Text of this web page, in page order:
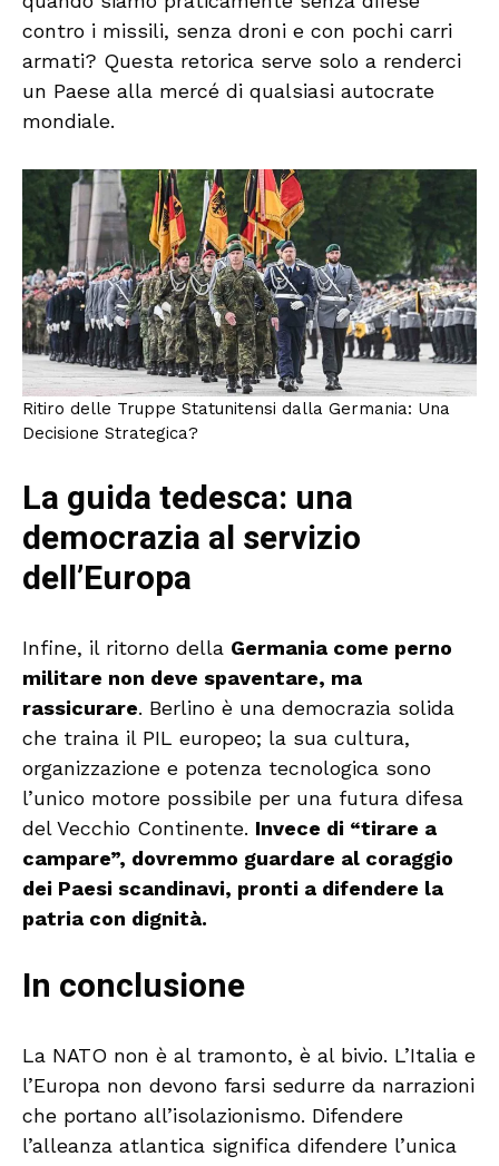
contro i missili, senza droni e con pochi carri
armati? Questa retorica serve solo a renderci
un Paese alla mercé di qualsiasi autocrate
mondiale.
Ritiro delle Truppe Statunitensi dalla Germania: Una
Decisione Strategica?
La guida tedesca: una
democrazia al servizio
dell’Europa
Infine, il ritorno della Germania come perno
militare non deve spaventare, ma
rassicurare. Berlino è una democrazia solida
che traina il PIL europeo; la sua cultura,
organizzazione e potenza tecnologica sono
l’unico motore possibile per una futura difesa
del Vecchio Continente. Invece di “tirare a
campare”, dovremmo guardare al coraggio
dei Paesi scandinavi, pronti a difendere la
patria con dignità.
In conclusione
La NATO non è al tramonto, è al bivio. L’Italia e
l’Europa non devono farsi sedurre da narrazioni
che portano all’isolazionismo. Difendere
l’alleanza atlantica significa difendere l’unica